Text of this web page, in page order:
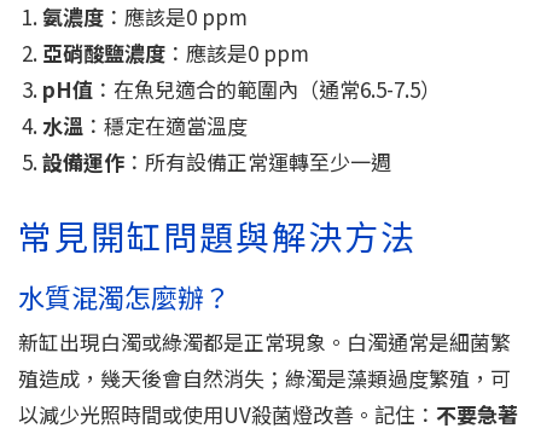
氨濃度 ：應該是0 ppm
亞硝酸鹽濃度 ：應該是0 ppm
pH值 ：在魚兒適合的範圍內（通常6.5-7.5）
水溫 ：穩定在適當溫度
設備運作 ：所有設備正常運轉至少一週
常見開缸問題與解決方法
水質混濁怎麼辦？
新缸出現白濁或綠濁都是正常現象。白濁通常是細菌繁
殖造成，幾天後會自然消失；綠濁是藻類過度繁殖，可
以減少光照時間或使用UV殺菌燈改善。記住： 不要急著